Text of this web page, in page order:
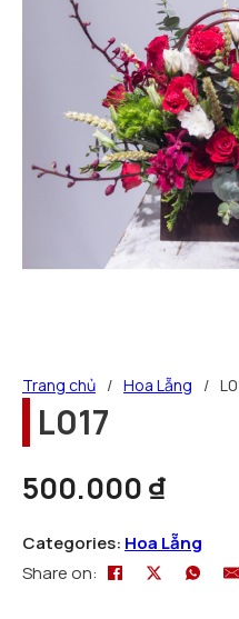
Trang chủ / Hoa Lẵng /
L017
500.000₫
Categories: Hoa Lẵng
Share on: